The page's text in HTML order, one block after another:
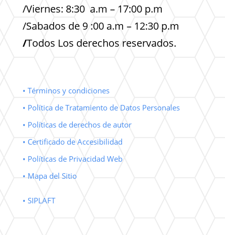
/Viernes: 8:30 a.m – 17:00 p.m
/Sabados de 9 :00 a.m – 12:30 p.m
/Todos Los derechos reservados.
• Términos y condiciones
• Política de Tratamiento de Datos Personales
• Políticas de derechos de autor
• Certificado de Accesibilidad
• Políticas de Privacidad Web
• Mapa del Sitio
• SIPLAFT